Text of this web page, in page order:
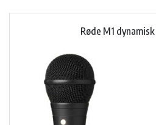
Røde M1